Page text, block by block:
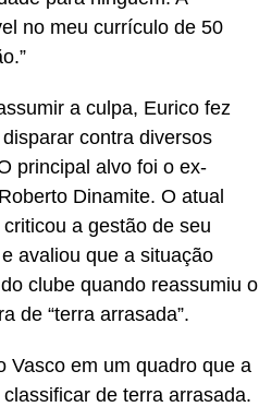
no meu currículo de 50
a culpa, Eurico fez
contra diversos
principal alvo foi o ex-
Dinamite. O atual
a gestão de seu
avaliou que a situação
clube quando reassumiu o
de “terra arrasada”.
Vasco em um quadro que a
de terra arrasada.